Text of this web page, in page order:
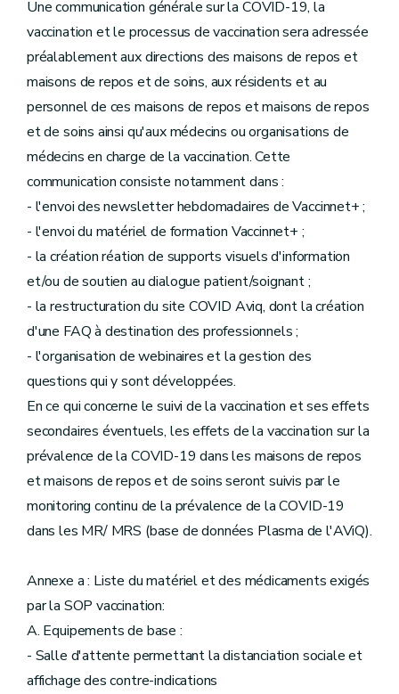
Une communication générale sur la COVID-19, la
vaccination et le processus de vaccination sera adressée
préalablement aux directions des maisons de repos et
maisons de repos et de soins, aux résidents et au
personnel de ces maisons de repos et maisons de repos
et de soins ainsi qu'aux médecins ou organisations de
médecins en charge de la vaccination. Cette
communication consiste notamment dans :
- l'envoi des newsletter hebdomadaires de Vaccinnet+ ;
- l'envoi du matériel de formation Vaccinnet+ ;
- la création réation de supports visuels d'information
et/ou de soutien au dialogue patient/soignant ;
- la restructuration du site COVID Aviq, dont la création
d'une FAQ à destination des professionnels ;
- l'organisation de webinaires et la gestion des
questions qui y sont développées.
En ce qui concerne le suivi de la vaccination et ses effets
secondaires éventuels, les effets de la vaccination sur la
prévalence de la COVID-19 dans les maisons de repos
et maisons de repos et de soins seront suivis par le
monitoring continu de la prévalence de la COVID-19
dans les MR/ MRS (base de données Plasma de l'AViQ).
Annexe a : Liste du matériel et des médicaments exigés
par la SOP vaccination:
A. Equipements de base :
- Salle d'attente permettant la distanciation sociale et
affichage des contre-indications